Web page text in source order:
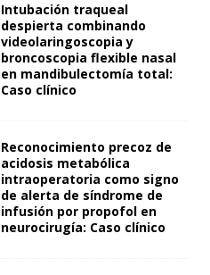
Intubación traqueal
despierta combinando
videolaringoscopia y
broncoscopia flexible nasal
en mandibulectomía total:
Caso clínico
Reconocimiento precoz de
acidosis metabólica
intraoperatoria como signo
de alerta de síndrome de
infusión por propofol en
neurocirugía: Caso clínico